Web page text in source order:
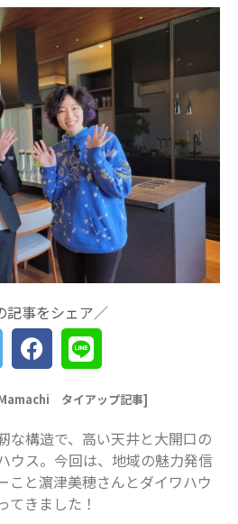
検索
索
最近の投稿
船橋・前原に一時預かり保育施設
「prayers（プレイヤーズ）」オープ
ン♪ママ・パパの心にゆとりを届ける
新スポット
ららぽーとTOKYO-BAY 北館リニュー
アル ますます子連れにやさしい場所
に
災害時に“わが子を守る準備”を。海神
町南のLintos café×glico赤ちゃん向け
防災セミナー開催
【船橋の注目ママ】競技歴わずか1年
かけは産後ダイエット
女性の自由な働き方を求めて…「子育
てと仕事の両立」の実現を目指す米粉
ワッフルクレープ「+naturi」（プラス
ナチュリ）
記事をシェア／
タイアップ記事]
な構造で、高い天井と大開口の
ウス。今回は、地域の魅力発信
こと濵津美穂さんとダイワハウ
てきました！